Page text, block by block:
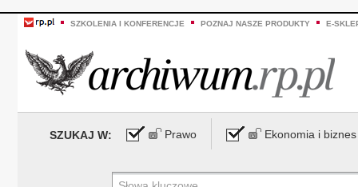
SZKOLENIA I KONFERENCJE POZNAJ NASZE PRODUKTY E-
SZUKAJ W: Prawo Ekonomia i biznes